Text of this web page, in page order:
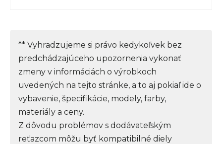
** Vyhradzujeme si právo kedykoľvek bez
predchádzajúceho upozornenia vykonať
zmeny v informáciách o výrobkoch
uvedených na tejto stránke, a to aj pokiaľ ide o
vybavenie, špecifikácie, modely, farby,
materiály a ceny.
Z dôvodu problémov s dodávateľským
reťazcom môžu byť kompatibilné diely